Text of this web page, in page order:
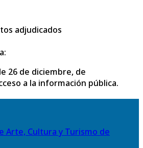
adjudicados
26 de diciembre, de
a la información pública.